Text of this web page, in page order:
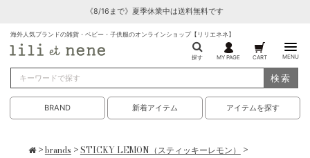
《8/16まで》夏季休業中は送料無料です
海外人気ブランドの雑貨・ベビー・子供服のオンラインショップ【リリエネネ】
探す MY PAGE CART MENU
検索
BRAND 新着アイテム アイテムを探す
>brands >STICKY LEMON（スティッキーレモン） >